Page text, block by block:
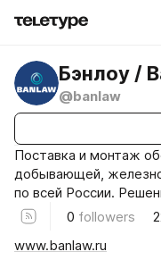
Бэнлоу /
@banlaw
Поставка и монтаж
добывающей,
по всей России.
0 followers
www.banlaw.ru